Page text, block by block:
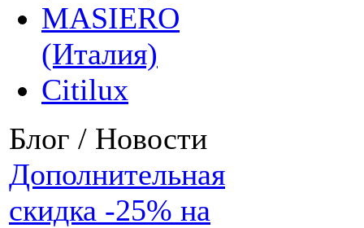
MASIERO
(Италия)
Citilux
Блог / Новости
Дополнительная
скидка -25% на